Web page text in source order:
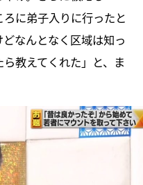
ろに弟子入りに行ったと
なんとなく区域は知っ
教えてくれた」と、ま